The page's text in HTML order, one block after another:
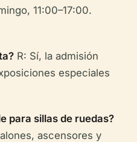
11:00–17:00.
R: Sí, la admisión
especiales
para sillas de ruedas?
ascensores y